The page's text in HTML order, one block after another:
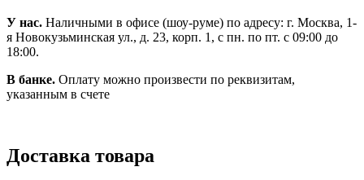
У нас. Наличными в офисе (шоу-руме) по адресу: г. Москва, 1-
я Новокузьминская ул., д. 23, корп. 1, с пн. по пт. с 09:00 до
18:00.
В банке. Оплату можно произвести по реквизитам,
указанным в счете
Доставка товара